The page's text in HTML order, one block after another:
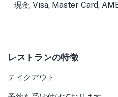
現金, Visa, Master Card,
レストランの特徴
テイクアウト